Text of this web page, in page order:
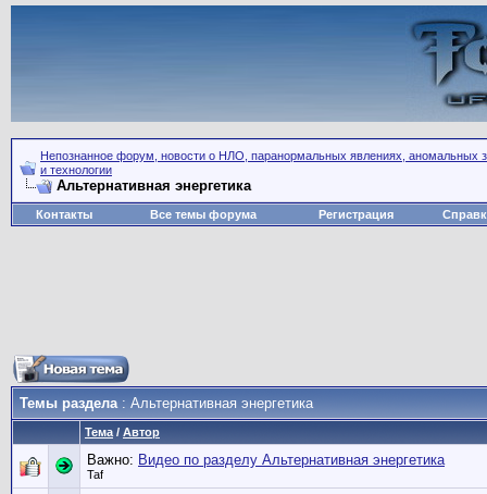
Непознанное форум, новости о НЛО, паранормальных явлениях, аномальных
и технологии
Альтернативная энергетика
Контакты Все темы форума Регистрация
Темы раздела: Альтернативная энергетика
Тема / Автор
Важно: Видео по разделу Альтернативная энергетика
Taf